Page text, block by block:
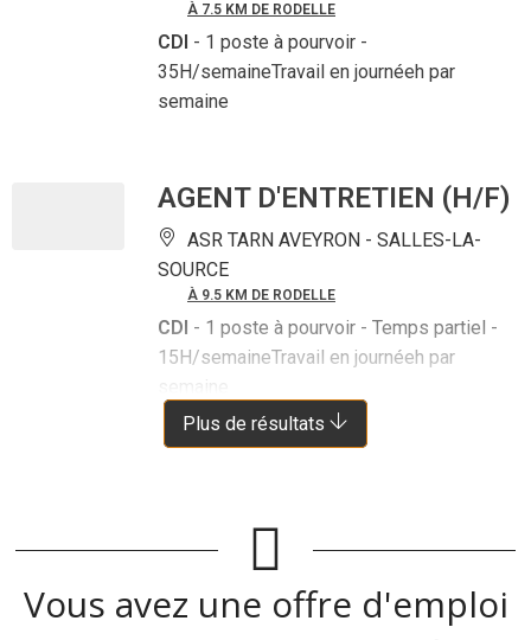
À 7.5 KM DE RODELLE
CDI - 1 poste à pourvoir -
35H/semaineTravail en journéeh par
semaine
AGENT D'ENTRETIEN (H/F)
ASR TARN AVEYRON - SALLES-LA-
SOURCE
À 9.5 KM DE RODELLE
CDI - 1 poste à pourvoir - Temps partiel -
15H/semaineTravail en journéeh par
semaine
Plus de résultats
Vous avez une offre d'emploi